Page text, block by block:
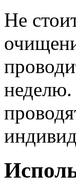
Не
неделю.